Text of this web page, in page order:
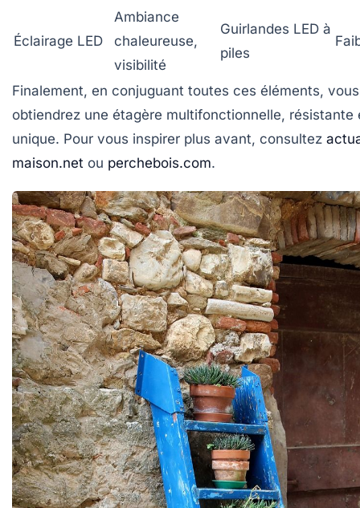
Éclairage LED
Ambiance
chaleureuse,
visibilité
Guirlandes LED à
piles
Finalement, en conjuguant toutes ces éléments, vous
obtiendrez une étagère multifonctionnelle, résistante
unique. Pour vous inspirer plus avant, consultez
maison.net ou perchebois.com.